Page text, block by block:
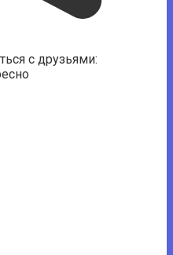
с друзьями: